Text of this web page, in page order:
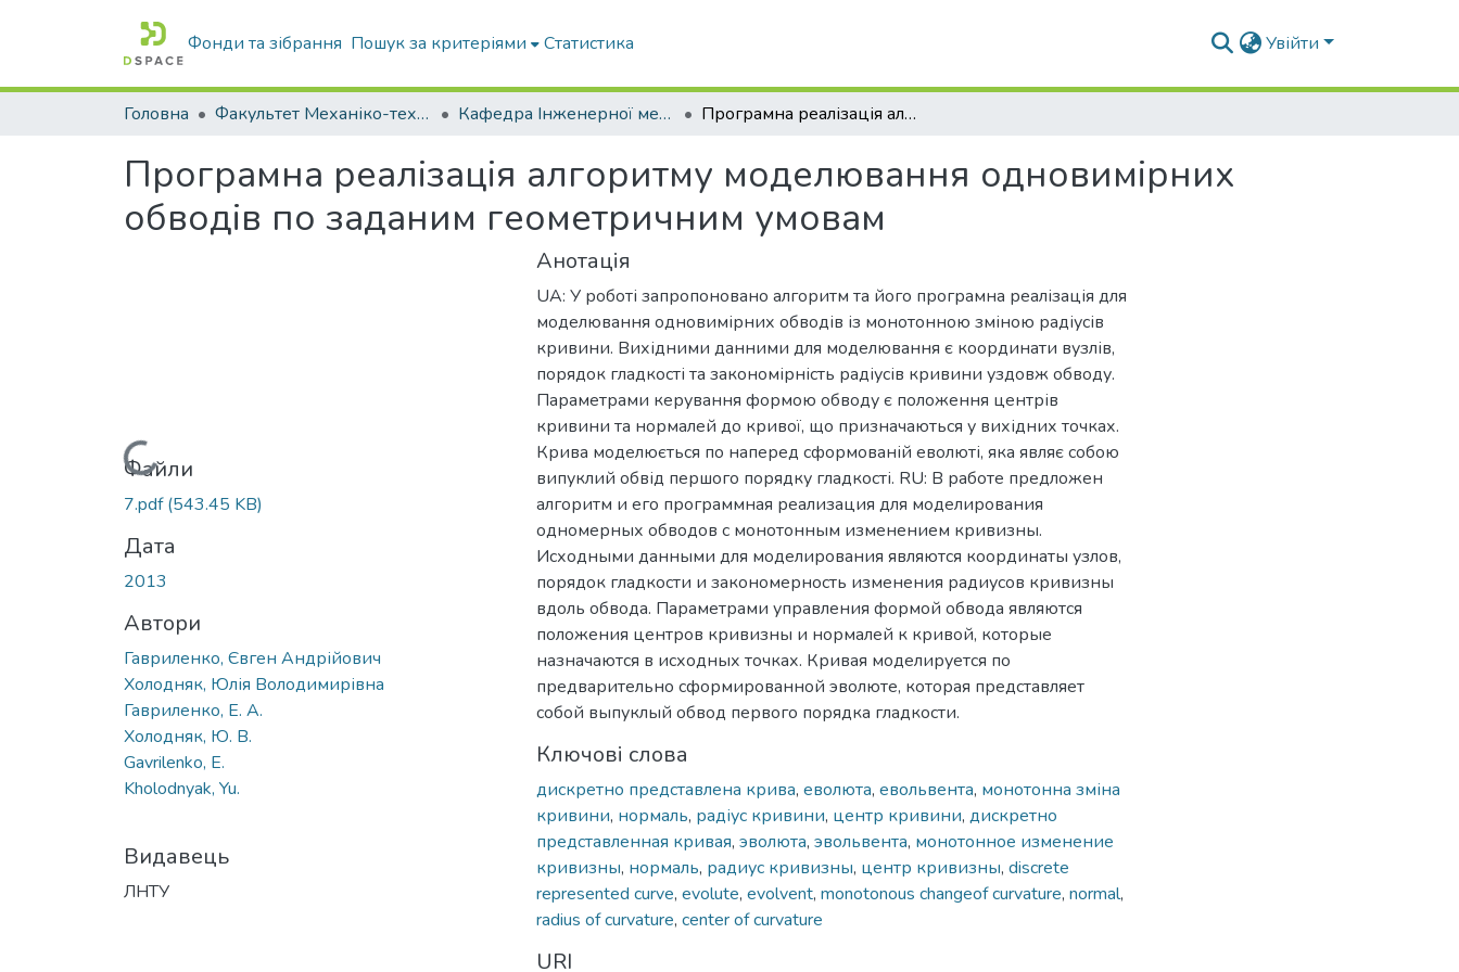
Фонди та зібрання Пошук за критеріями Статистика Увійти
Головна Факультет Механіко-технологічний Кафедра Інженерної механіки та комп'ютерного проектування Програмна реалізація алгоритму моделювання одновимірних обводів по заданим геометричним умовам
Програмна реалізація алгоритму моделювання одновимірних
обводів по заданим геометричним умовам
Вантажиться...
Файли
7.pdf(543.45 KB)
Дата
2013
Автори
Гавриленко, Євген Андрійович
Холодняк, Юлія Володимирівна
Гавриленко, Е. А.
Холодняк, Ю. В.
Gavrilenko, E.
Kholodnyak, Yu.
Видавець
ЛНТУ
Анотація
UA: У роботі запропоновано алгоритм та його програмна реалізація для
моделювання одновимірних обводів із монотонною зміною радіусів
кривини. Вихідними данними для моделювання є координати вузлів,
порядок гладкості та закономірність радіусів кривини уздовж обводу.
Параметрами керування формою обводу є положення центрів
кривини та нормалей до кривої, що призначаються у вихідних точках.
Крива моделюється по наперед сформованій еволюті, яка являє собою
випуклий обвід першого порядку гладкості. RU: В работе предложен
алгоритм и его программная реализация для моделирования
одномерных обводов с монотонным изменением кривизны.
Исходными данными для моделирования являются координаты узлов,
порядок гладкости и закономерность изменения радиусов кривизны
вдоль обвода. Параметрами управления формой обвода являются
положения центров кривизны и нормалей к кривой, которые
назначаются в исходных точках. Кривая моделируется по
предварительно сформированной эволюте, которая представляет
собой выпуклый обвод первого порядка гладкости.
Ключові слова
дискретно представлена крива, еволюта, евольвента, монотонна зміна
кривини, нормаль, радіус кривини, центр кривини, дискретно
представленная кривая, эволюта, эвольвента, монотонное изменение
кривизны, нормаль, радиус кривизны, центр кривизны, discrete
represented curve, evolute, evolvent, monotonous changeof curvature, normal,
radius of curvature, center of curvature
URI